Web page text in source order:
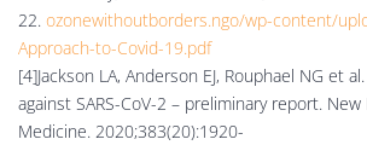
22. ozonewithoutborders.ngo/wp-content/
Approach-to-Covid-19.pdf
[4]Jackson LA, Anderson EJ, Rouphael NG et
against SARS-CoV-2 – preliminary report. New
Medicine. 2020;383(20):1920-